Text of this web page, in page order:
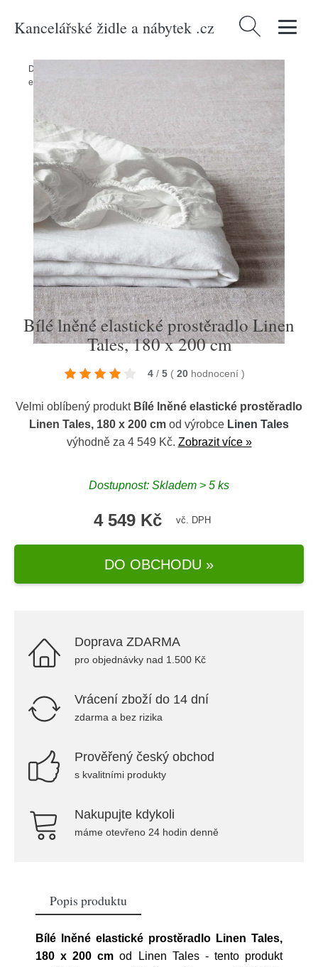
Kancelářské židle a nábytek .cz Vyhledávání
Domů
elastické prostěradlo Linen Tales, 180 x 200 cm
Bílé lněné elastické prostěradlo Linen
Tales, 180 x 200 cm
4 / 5 ( 20 hodnocení )
Velmi oblíbený produkt Bílé lněné elastické prostěradlo
Linen Tales, 180 x 200 cm od výrobce Linen Tales
výhodně za 4 549 Kč. Zobrazit více »
Dostupnost: Skladem > 5 ks
4 549 Kč vč. DPH
DO OBCHODU »
Doprava ZDARMA
pro objednávky nad 1.500 Kč
Vrácení zboží do 14 dní
zdarma a bez rizika
Prověřený český obchod
s kvalitními produkty
Nakupujte kdykoli
máme otevřeno 24 hodin denně
Popis produktu
Bílé lněné elastické prostěradlo Linen Tales,
180 x 200 cm od Linen Tales- tento produkt